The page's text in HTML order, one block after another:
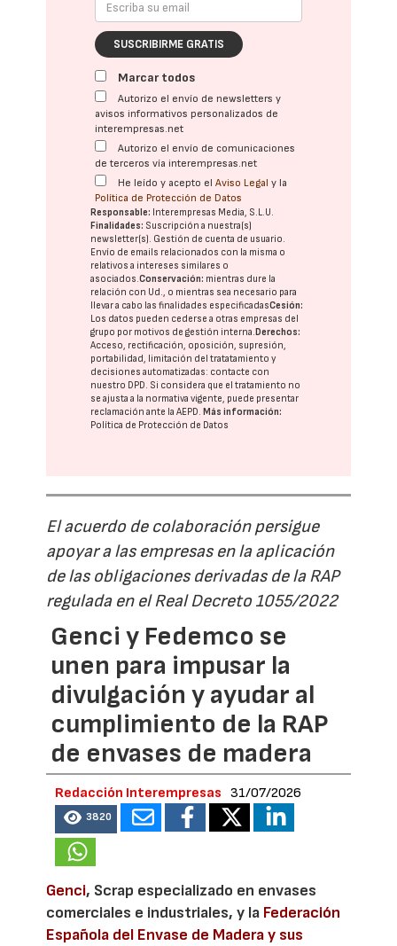
SUSCRIBIRME GRATIS
Marcar todos
Autorizo el envío de newsletters y
avisos informativos personalizados de
interempresas.net
Autorizo el envío de comunicaciones
de terceros vía interempresas.net
He leído y acepto elAviso Legal y la
Política de Protección de Datos
Responsable: Interempresas Media, S.L.U.
Finalidades: Suscripción a nuestra(s)
newsletter(s). Gestión de cuenta de usuario.
Envío de emails relacionados con la misma o
relativos a intereses similares o
asociados.Conservación: mientras dure la
relación con Ud., o mientras sea necesario para
llevar a cabo las finalidades especificadasCesión:
Los datos pueden cederse a otras empresas del
grupo por motivos de gestión interna. Derechos:
Acceso, rectificación, oposición, supresión,
portabilidad, limitación del tratatamiento y
decisiones automatizadas: contacte con
nuestro DPD. Si considera que el tratamiento no
se ajusta a la normativa vigente, puede presentar
reclamación ante laAEPD. Más información:
Política de Protección de Datos
El acuerdo de colaboración persigue
apoyar a las empresas en la aplicación
de las obligaciones derivadas de la RAP
regulada en el Real Decreto 1055/2022
Genci y Fedemco se
unen para impusar la
divulgación y ayudar al
cumplimiento de la RAP
de envases de madera
Redacción Interempresas 31/07/2026
3820
Genci, Scrap especializado en envases
comerciales e industriales, y la Federación
Española del Envase de Madera y sus